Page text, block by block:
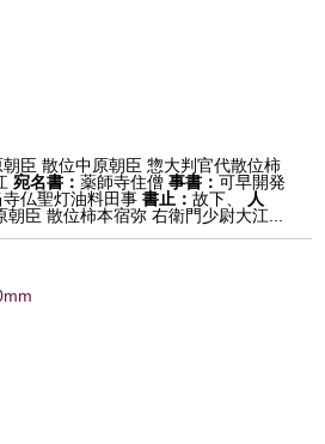
臣 散位中原朝臣 惣大判官代散位柿
宛名書：薬師寺住僧 事書：可早開発
寺仏聖灯油料田事書止：故下、
人
臣 散位柿本宿弥 右衛門少尉大江...